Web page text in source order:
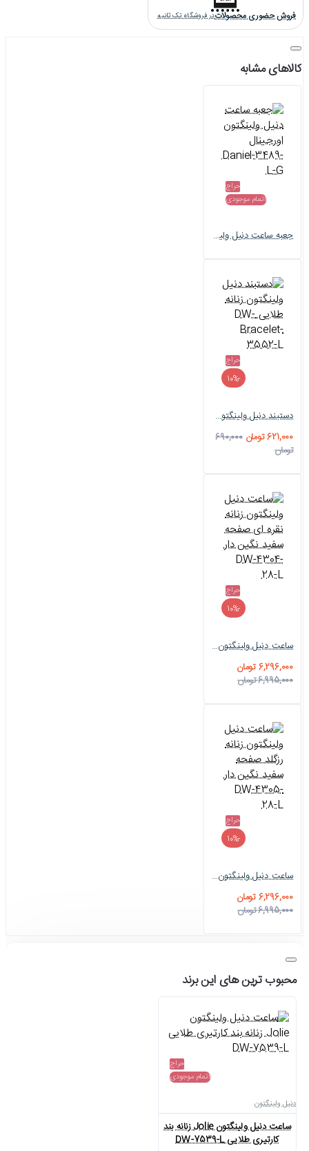
فروش حضوری محصولاتدر فروشگاه تک ثانیه
کالاهای مشابه
حراج
اتمام موجودی
جعبه ساعت دنیل ولینگتون اورجینال Daniel-3489-L-G
حراج
-10%
دستبند دنیل ولینگتون زنانه طلایی DW-Bracelet-3552-L
621,000 تومان
690,000
تومان
حراج
-10%
ساعت دنیل ولینگتون زنانه نقره ای صفحه سفید نگین دار DW-4304-28-L
6,296,000 تومان
6,995,000 تومان
حراج
-10%
ساعت دنیل ولینگتون زنانه رزگلد صفحه سفید نگین دار DW-4305-28-L
6,296,000 تومان
6,995,000 تومان
محبوب ترین های این برند
حراج
اتمام موجودی
دنیل ولینگتون
ساعت دنیل ولینگتون Jolie زنانه بند
کارتیری طلایی DW-7539-L